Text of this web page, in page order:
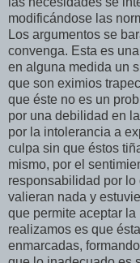
modificándose las
Los argumentos se
convenga. Esta es
en alguna medida un
que son eximios
que éste no es un
por una debilidad en
por la intolerancia a
culpa sin que éstos
mismo, por el
responsabilidad por
valieran nada y
que permite aceptar
realizamos es que
enmarcadas,